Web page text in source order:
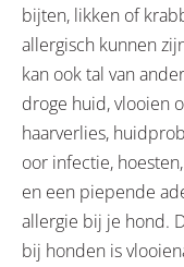
bijten, likken of
allergisch kunnen
kan ook tal van
droge huid, vlooien
haarverlies,
oor infectie,
en een piepende
allergie bij je hond.
bij honden is